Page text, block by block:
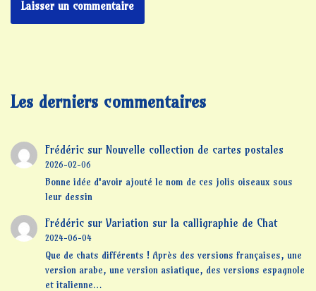
Les derniers commentaires
Frédéricsur Nouvelle collection de cartes postales
2026-02-06
Bonne idée d'avoir ajouté le nom de ces jolis oiseaux sous
leur dessin
Frédéricsur Variation sur la calligraphie de Chat
2024-06-04
Que de chats différents ! Après des versions françaises, une
version arabe, une version asiatique, des versions espagnole
et italienne…